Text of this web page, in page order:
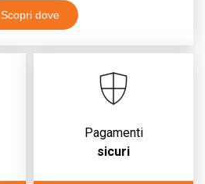
Scopri dove
Pagamenti
sicuri